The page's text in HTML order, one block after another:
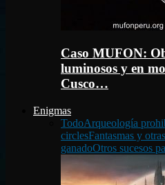
Caso MUFON:
luminosos y en
Cusco…
Enigmas
TodoArqueología
circlesFantasmas y
ganadoOtros sucesos